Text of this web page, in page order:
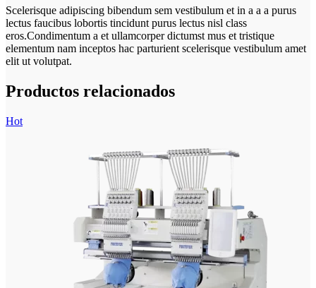
Scelerisque adipiscing bibendum sem vestibulum et in a a a purus
lectus faucibus lobortis tincidunt purus lectus nisl class
eros.Condimentum a et ullamcorper dictumst mus et tristique
elementum nam inceptos hac parturient scelerisque vestibulum amet
elit ut volutpat.
Productos relacionados
Hot